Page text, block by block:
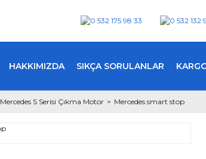
HAKKIMIZDA SIKÇA SORULANLAR
Mercedes S Serisi Çıkma Motor Mercedes smart stop